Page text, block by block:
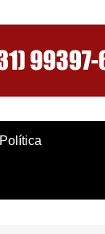
Política